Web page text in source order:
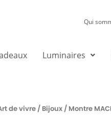
Qui
Luminaires
de vivre / Bijoux / Montre